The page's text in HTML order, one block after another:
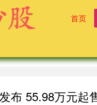
首页
布 55.98万元起